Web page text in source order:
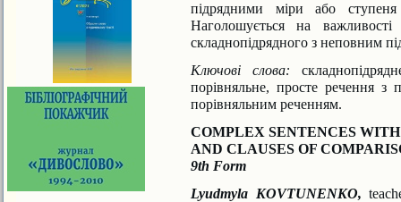
підрядними міри або
Наголошується на
складнопідрядного з неповним
Ключові слова:
порівняльне, просте речення з
порівняльним реченням.
COMPLEX SENTENCES
AND CLAUSES OF
9th Form
Lyudmyla KOVTUNENKO,